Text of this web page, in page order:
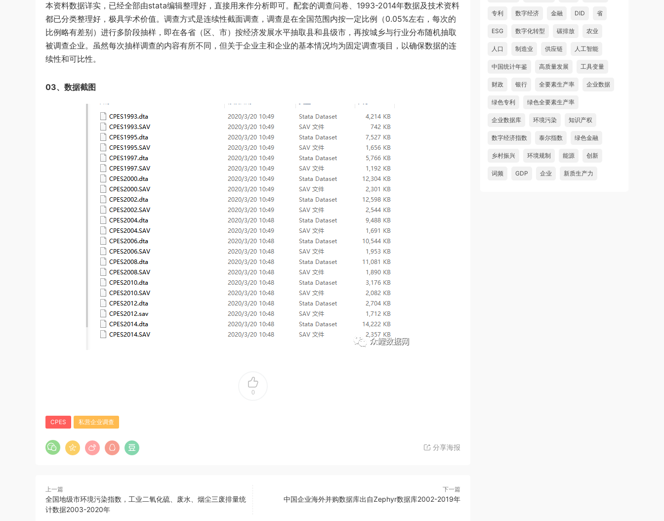
本资料数据详实，已经全部由stata编辑整理好，直接用来作分析即可。配套的调查问卷、1993-2014年数据及技术资料
都已分类整理好，极具学术价值。调查方式是连续性截面调查，调查是在全国范围内按一定比例（0.05%左右，每次的
比例略有差别）进行多阶段抽样，即在各省（区、市）按经济发展水平抽取县和县级市，再按城乡与行业分布随机抽取
被调查企业。虽然每次抽样调查的内容有所不同，但关于企业主和企业的基本情况均为固定调查项目，以确保数据的连
续性和可比性。
03、数据截图
0
CPES 私营企业调查
分享海报
上一篇
全国地级市环境污染指数，工业二氧化硫、废水、烟尘三废排量统
计数据2003-2020年
下一篇
中国企业海外并购数据库出自Zephyr数据库2002-2019年
专利 数字经济 金融 DID 省
ESG 数字化转型 碳排放 农业
人口 制造业 供应链 人工智能
中国统计年鉴 高质量发展 工具变量
财政 银行 全要素生产率 企业数据
绿色专利 绿色全要素生产率
企业数据库 环境污染 知识产权
数字经济指数 泰尔指数 绿色金融
乡村振兴 环境规制 能源 创新
词频 GDP 企业 新质生产力